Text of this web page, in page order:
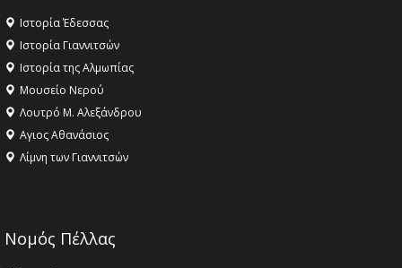
Ιστορία Έδεσσας
Ιστορία Γιαννιτσών
Ιστορία της Αλμωπίας
Μουσείο Νερού
Λουτρό Μ. Αλεξάνδρου
Αγιος Αθανάσιος
Λίμνη των Γιαννιτσών
Νομός Πέλλας